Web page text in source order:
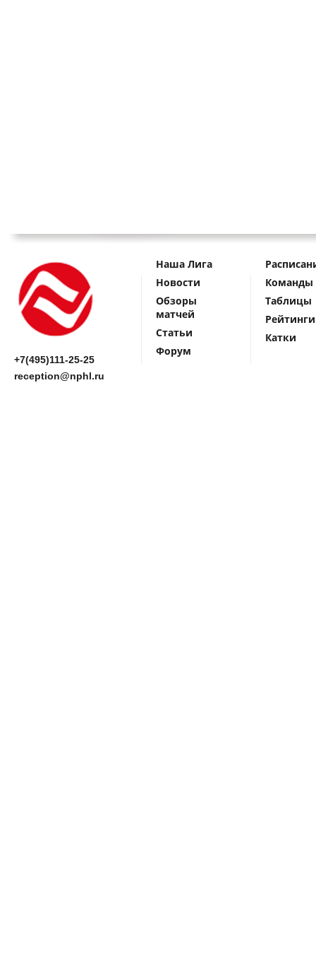
+7(495)111-25-25
reception@nphl.ru
Наша Лига
Новости
Обзоры
матчей
Статьи
Форум
Команды
Таблицы
Рейтинги
Катки